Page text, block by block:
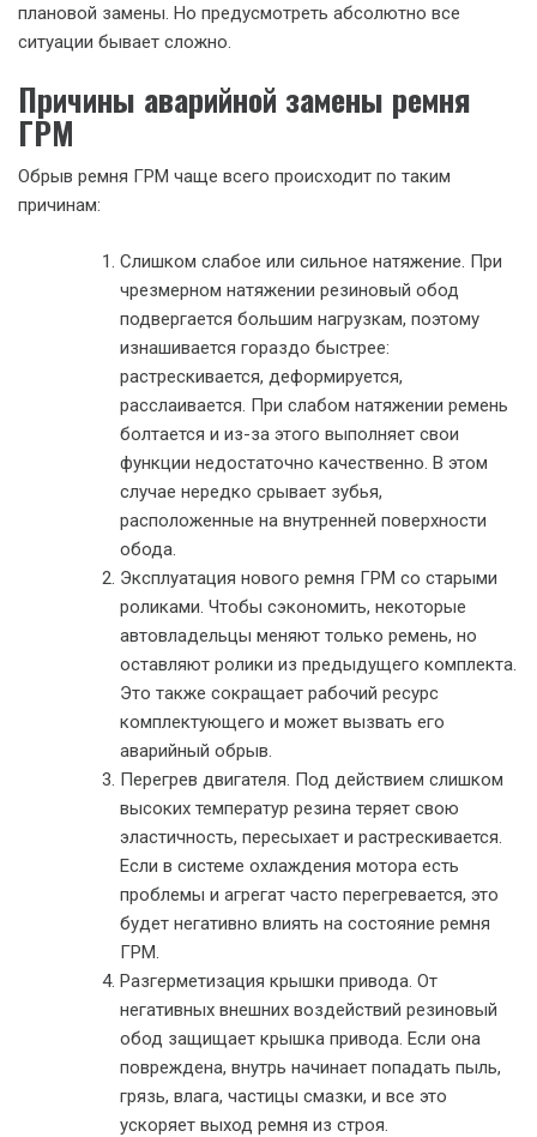
плановой замены. Но предусмотреть абсолютно все
ситуации бывает сложно.
Причины аварийной замены ремня
ГРМ
Обрыв ремня ГРМ чаще всего происходит по таким
причинам:
Слишком слабое или сильное натяжение. При
чрезмерном натяжении резиновый обод
подвергается большим нагрузкам, поэтому
изнашивается гораздо быстрее:
растрескивается, деформируется,
расслаивается. При слабом натяжении ремень
болтается и из-за этого выполняет свои
функции недостаточно качественно. В этом
случае нередко срывает зубья,
расположенные на внутренней поверхности
обода.
Эксплуатация нового ремня ГРМ со старыми
роликами. Чтобы сэкономить, некоторые
автовладельцы меняют только ремень, но
оставляют ролики из предыдущего комплекта.
Это также сокращает рабочий ресурс
комплектующего и может вызвать его
аварийный обрыв.
Перегрев двигателя. Под действием слишком
высоких температур резина теряет свою
эластичность, пересыхает и растрескивается.
Если в системе охлаждения мотора есть
проблемы и агрегат часто перегревается, это
будет негативно влиять на состояние ремня
ГРМ.
Разгерметизация крышки привода. От
негативных внешних воздействий резиновый
обод защищает крышка привода. Если она
повреждена, внутрь начинает попадать пыль,
грязь, влага, частицы смазки, и все это
ускоряет выход ремня из строя.